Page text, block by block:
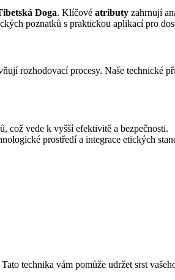
Doga. Klíčové atributy zahrnují
poznatků s praktickou aplikací pro
rozhodovací procesy. Naše technické
což vede k vyšší efektivitě a bezpečnosti.
prostředí a integrace etických
technika vám pomůže udržet srst